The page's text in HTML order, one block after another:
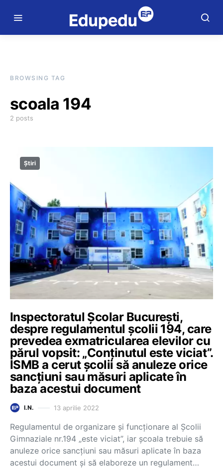
BROWSING TAG
scoala 194
2 posts
Știri
Inspectoratul Școlar București,
despre regulamentul școlii 194, care
prevedea exmatricularea elevilor cu
părul vopsit: „Conținutul este viciat”.
ISMB a cerut școlii să anuleze orice
sancțiuni sau măsuri aplicate în
baza acestui document
I.N. 13 aprilie 2022
Regulamentul de organizare și funcționare al Școlii
Gimnaziale nr.194 „este viciat”, iar școala trebuie să
anuleze orice sancțiuni sau măsuri aplicate în baza
acestui document și să elaboreze un regulament…